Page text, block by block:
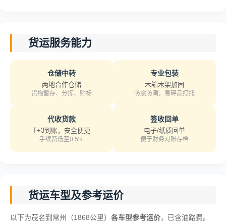
货运服务能力
仓储中转
两地合作仓储
货物暂存、分拣、贴标
专业包装
木箱木架加固
防震防潮，易碎品打托
代收货款
T+3到账，安全便捷
手续费低至0.5%
签收回单
电子/纸质回单
便于财务对账存档
货运车型及参考运价
以下为茂名到常州（1868公里） 各车型参考运价，已含油路费。